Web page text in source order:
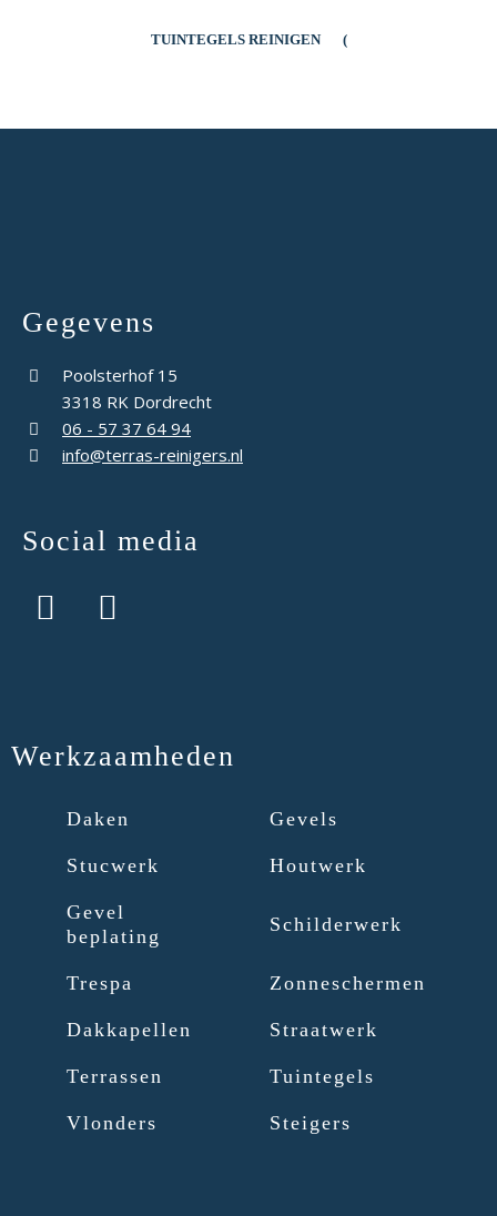
TUINTEGELS REINIGEN
Gegevens
Poolsterhof 15
3318 RK Dordrecht
06 - 57 37 64 94
info@terras-reinigers.nl
Social media
Werkzaamheden
Daken Gevels
Stucwerk Houtwerk
Gevel
beplating
Schilderwerk
Trespa Zonneschermen
Dakkapellen Straatwerk
Terrassen Tuintegels
Vlonders Steigers